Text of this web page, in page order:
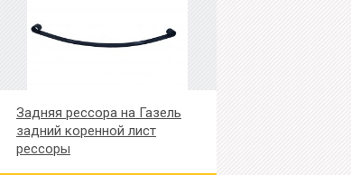
Задняя рессора на Газель
задний коренной лист
рессоры